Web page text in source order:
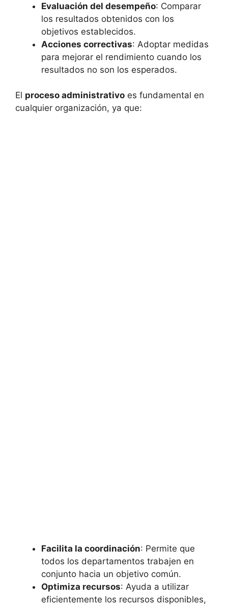
Evaluación del desempeño: Comparar
los resultados obtenidos con los
objetivos establecidos.
Acciones correctivas: Adoptar medidas
para mejorar el rendimiento cuando los
resultados no son los esperados.
El proceso administrativo es fundamental en
cualquier organización, ya que:
Facilita la coordinación: Permite que
todos los departamentos trabajen en
conjunto hacia un objetivo común.
Optimiza recursos: Ayuda a utilizar
eficientemente los recursos disponibles,